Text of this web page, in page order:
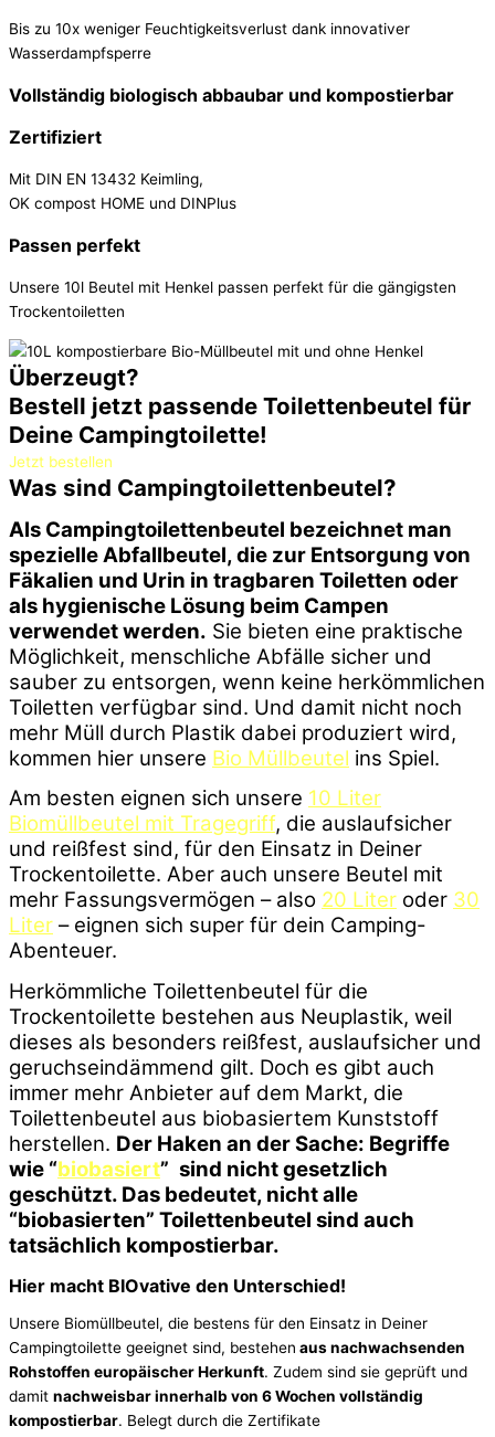
Bis zu 10x weniger Feuchtigkeitsverlust dank innovativer
Wasserdampfsperre
Vollständig biologisch abbaubar und kompostierbar
Zertifiziert
Mit DIN EN 13432 Keimling,
OK compost HOME und DINPlus
Passen perfekt
Unsere 10l Beutel mit Henkel passen perfekt für die gängigsten
Trockentoiletten
Überzeugt?
Bestell jetzt passende Toilettenbeutel für
Deine Campingtoilette!
Jetzt bestellen
Was sind Campingtoilettenbeutel?
Als Campingtoilettenbeutel bezeichnet man
spezielle Abfallbeutel, die zur Entsorgung von
Fäkalien und Urin in tragbaren Toiletten oder
als hygienische Lösung beim Campen
verwendet werden. Sie bieten eine praktische
Möglichkeit, menschliche Abfälle sicher und
sauber zu entsorgen, wenn keine herkömmlichen
Toiletten verfügbar sind. Und damit nicht noch
mehr Müll durch Plastik dabei produziert wird,
kommen hier unsere Bio Müllbeutel ins Spiel.
Am besten eignen sich unsere 10 Liter
Biomüllbeutel mit Tragegriff, die auslaufsicher
und reißfest sind, für den Einsatz in Deiner
Trockentoilette. Aber auch unsere Beutel mit
mehr Fassungsvermögen – also 20 Liter oder 30
Liter – eignen sich super für dein Camping-
Abenteuer.
Herkömmliche Toilettenbeutel für die
Trockentoilette bestehen aus Neuplastik, weil
dieses als besonders reißfest, auslaufsicher und
geruchseindämmend gilt. Doch es gibt auch
immer mehr Anbieter auf dem Markt, die
Toilettenbeutel aus biobasiertem Kunststoff
herstellen. Der Haken an der Sache: Begriffe
wie “biobasiert” sind nicht gesetzlich
geschützt. Das bedeutet, nicht alle
“biobasierten” Toilettenbeutel sind auch
tatsächlich kompostierbar.
Hier macht BIOvative den Unterschied!
Unsere Biomüllbeutel, die bestens für den Einsatz in Deiner
Campingtoilette geeignet sind, bestehen aus nachwachsenden
Rohstoffen europäischer Herkunft. Zudem sind sie geprüft und
damit nachweisbar innerhalb von 6 Wochen vollständig
kompostierbar. Belegt durch die Zertifikate